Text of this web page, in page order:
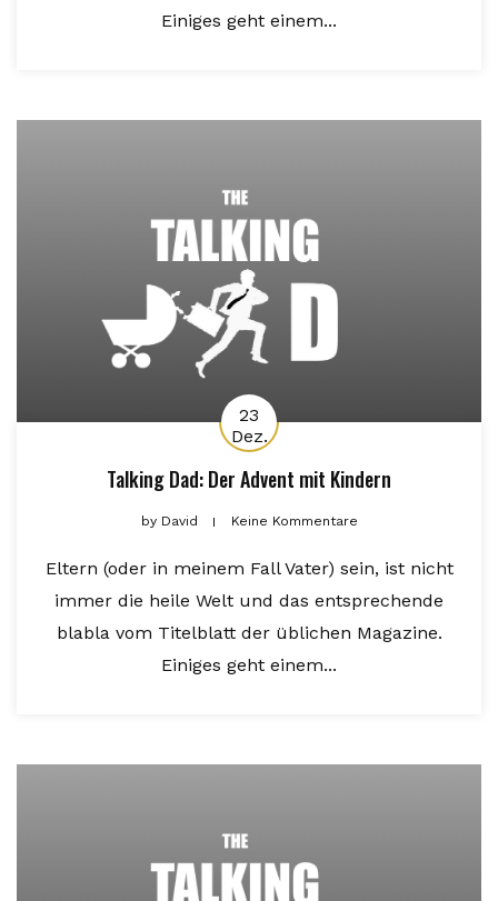
Einiges geht einem...
23
Dez.
Talking Dad: Der Advent mit Kindern
byDavid Keine Kommentare
Eltern (oder in meinem Fall Vater) sein, ist nicht
immer die heile Welt und das entsprechende
blabla vom Titelblatt der üblichen Magazine.
Einiges geht einem...